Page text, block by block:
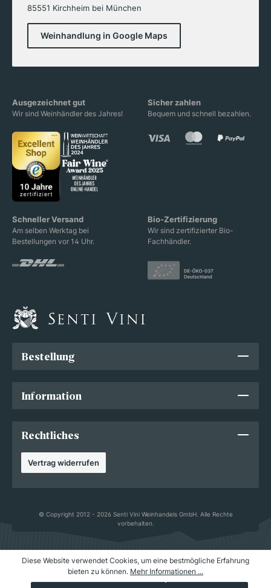
85551 Kirchheim bei München
Weinhandlung in Google Maps
Ausgezeichnet gut
Wir sind Weinhändler des Jahres!
Sicher zahlen
Bequem und schnell bezahlen.
Schneller Versand
Am selben Werktag bei
Bestellungen vor 14 Uhr.
Bio-Zertifizierung
Wir sind zertifizierter Bio-
Fachhändler.
Bestellung
Information
Rechtliches
Vertrag widerrufen
© Copyright 2012 - 2026 Senti Vini Weinhandels GmbH. Alle Rechte
vorbehalten.
Diese Website verwendet Cookies, um eine bestmögliche Erfahrung
bieten zu können. Mehr Informationen ...